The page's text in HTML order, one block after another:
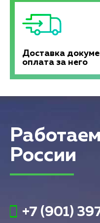
Доставка
оплата за него
России
+7 (901)